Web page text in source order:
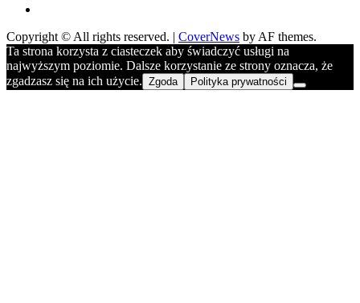
Copyright © All rights reserved. CoverNews by AF themes.
Ta strona korzysta z ciasteczek aby świadczyć usługi na
najwyższym poziomie. Dalsze korzystanie ze strony oznacza, że
zgadzasz się na ich użycie. Zgoda Polityka prywatności